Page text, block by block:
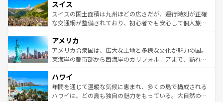
れる地方に足を運ぶとそれぞれで全く異なる文化を体験で
きるだろう。 なお、新着のフランス情報はコンテンツ一覧
を参照してほしい。
は、お酒好きな人にはぜひ体験してほしい。 なお、新着の
ドイツ情報はコンテンツ一覧を参照してほしい。
リアごとに異なる魅力がある。また、優雅なアフタヌーン
ティー、ビール好きにはたまらない英国パブ、サッカー観
戦など、本場だからこそできる体験も豊富。イギリスを旅
ンツ一覧を参照してほしい。
スイス
スイスの国土面積は九州ほどの広さだが、運行時刻が正確
な交通網が整備されており、初心者でも安心して個人旅行
の建物がそのまま残る町や、スイスならではのユニークな
博物館もあり、アルプス観光だけでなく町歩きも満喫する
ことができる。国民の所得が高いため物価も高いが、旅行
ば市内交通費無料で観光を楽しむこともできる。 なお、新
着のスイス情報はコンテンツ一覧 を参照してほしい。
アメリカ
アメリカ合衆国は、広大な土地と多様な文化が魅力の国。
東海岸の都市部から西海岸のカリフォルニアまで、訪れる
のような巨大都市は、観光、ショッピング、エンターテイ
ンメントが詰まった刺激的なスポットだ。一方、アメリカ
西部には大自然が広がり、グランドキャニオンやイエロー
ハワイ
年間を通じて温暖な気候に恵まれ、多くの島で構成される
ハワイは、どの島も独自の魅力をもっている。大自然の神